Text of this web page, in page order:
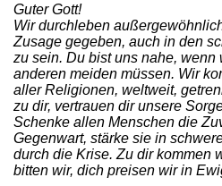
Guter Gott!
Wir durchleben
Zusage gegeben, auch in den
zu sein. Du bist uns nahe,
anderen meiden müssen. Wir
aller Religionen, weltweit,
zu dir, vertrauen dir unsere
Schenke allen Menschen die
Gegenwart, stärke sie in
durch die Krise. Zu dir kommen
bitten wir, dich preisen wir in